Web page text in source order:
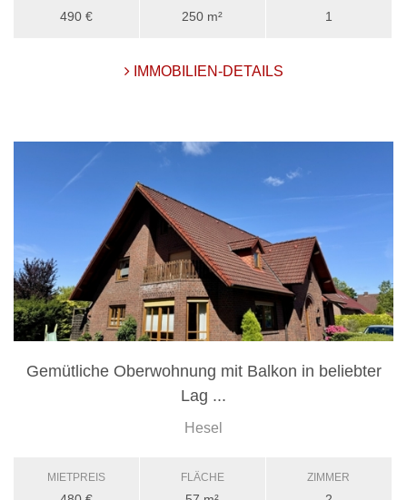
490 € 250 m² 1
IMMOBILIEN-DETAILS
Gemütliche Oberwohnung mit Balkon in beliebter
Lag ...
Hesel
MIETPREIS FLÄCHE ZIMMER